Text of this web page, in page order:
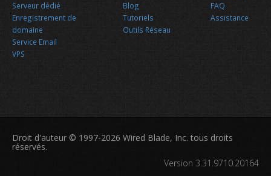
Serveur dédié
Enregistrement de
domaine
Service Email
VPS
Blog
Tutoriels
Outils Réseau
FAQ
Assistance
Droit d'auteur © 1997-2026 Wired Blade, Inc. tous droits
réservés.
Version 3.31.9710.20164